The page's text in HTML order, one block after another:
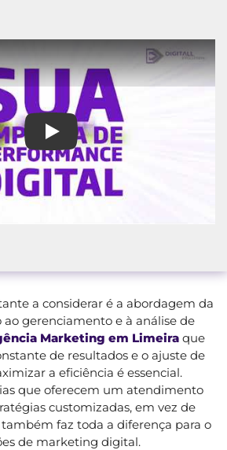
Agência Marketing em Limeira
a considerar é a abordagem da
gerenciamento e à análise de
Marketing em Limeira que
de resultados e o ajuste de
a eficiência é essencial.
que oferecem um atendimento
customizadas, em vez de
também faz toda a diferença para o
de marketing digital.